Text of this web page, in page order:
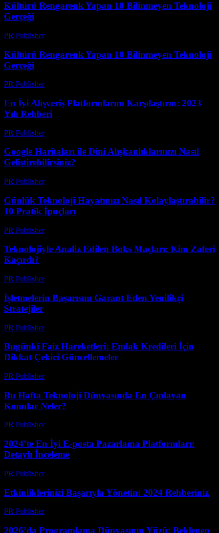
Kültürü Rengarenk Yapan 10 Bilinmeyen Teknoloji
Gerçeği
PR Publisher-
Kültürü Rengarenk Yapan 10 Bilinmeyen Teknoloji
Gerçeği
PR Publisher-
En İyi Alışveriş Platformlarını Karşılaştırın: 2023
Yılı Rehberi
PR Publisher-
Google Haritaları ile Dini Alışkanlıklarınızı Nasıl
Geliştirebilirsiniz?
PR Publisher-
Günlük Teknoloji Hayatınızı Nasıl Kolaylaştırabilir?
10 Pratik İpuçları
PR Publisher-
Teknolojiyle Analiz Edilen Boks Maçları: Kim Zaferi
Kaçırdı?
PR Publisher-
İşletmelerin Başarısını Garant Eden Yenilikçi
Stratejiler
PR Publisher-
Bugünki Faiz Hareketleri: Emlak Kredileri İçin
Dikkat Çekici Güncellemeler
PR Publisher-
Bu Hafta Teknoloji Dünyasında En Çınlayan
Konular Neler?
PR Publisher-
2024’te En İyi E-posta Pazarlama Platformları:
Detaylı İnceleme
PR Publisher-
Etkinliklerinizi Başarıyla Yönetin: 2024 Rehberiniz
PR Publisher-
2026’da Programlama Dünyasının Yüzü: Beklenen